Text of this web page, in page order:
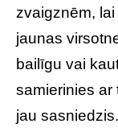
zvaigznēm,
jaunas
bailīgu vai
samierinies ar
jau